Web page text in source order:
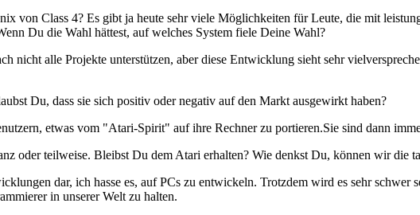
von Class 4? Es gibt ja heute sehr viele Möglichkeiten für Leute, die mit
Du die Wahl hättest, auf welches System fiele Deine Wahl?
nicht alle Projekte unterstützen, aber diese Entwicklung sieht sehr
Du, dass sie sich positiv oder negativ auf den Markt ausgewirkt haben?
etwas vom "Atari-Spirit" auf ihre Rechner zu portieren.Sie sind dann
oder teilweise. Bleibst Du dem Atari erhalten? Wie denkst Du, können wir die
dar, ich hasse es, auf PCs zu entwickeln. Trotzdem wird es sehr
in unserer Welt zu halten.